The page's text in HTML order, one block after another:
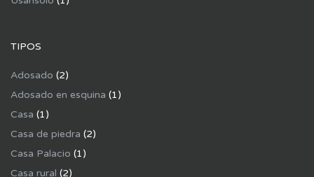
TIPOS
Adosado (2)
Adosado en esquina (1)
Casa (1)
Casa de piedra (2)
Casa Palacio (1)
Casa rural (2)